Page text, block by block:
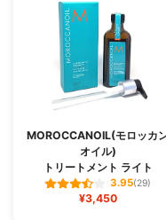
MOROCCANOIL(モロッカ
オイル)
トリートメント ライト
3.95(29)
¥3,450